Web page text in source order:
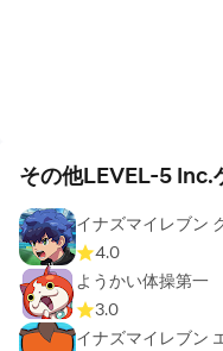
その他LEVEL-5 Inc.
イナズマイレブン
4.0
ようかい体操第一
3.0
イナズマイレブン